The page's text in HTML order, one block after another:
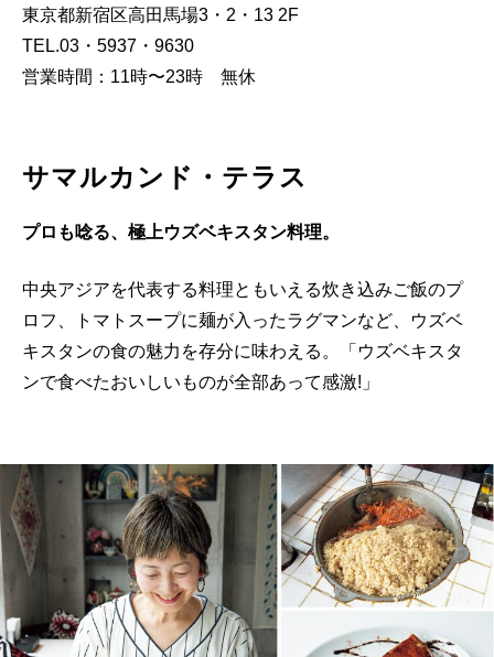
東京都新宿区高田馬場3・2・13 2F
TEL.03・5937・9630
営業時間：11時〜23時 無休
サマルカンド・テラス
プロも唸る、極上ウズベキスタン料理。
中央アジアを代表する料理ともいえる炊き込みご飯のプ
ロフ、トマトスープに麺が入ったラグマンなど、ウズベ
キスタンの食の魅力を存分に味わえる。「ウズベキスタ
ンで食べたおいしいものが全部あって感激!」